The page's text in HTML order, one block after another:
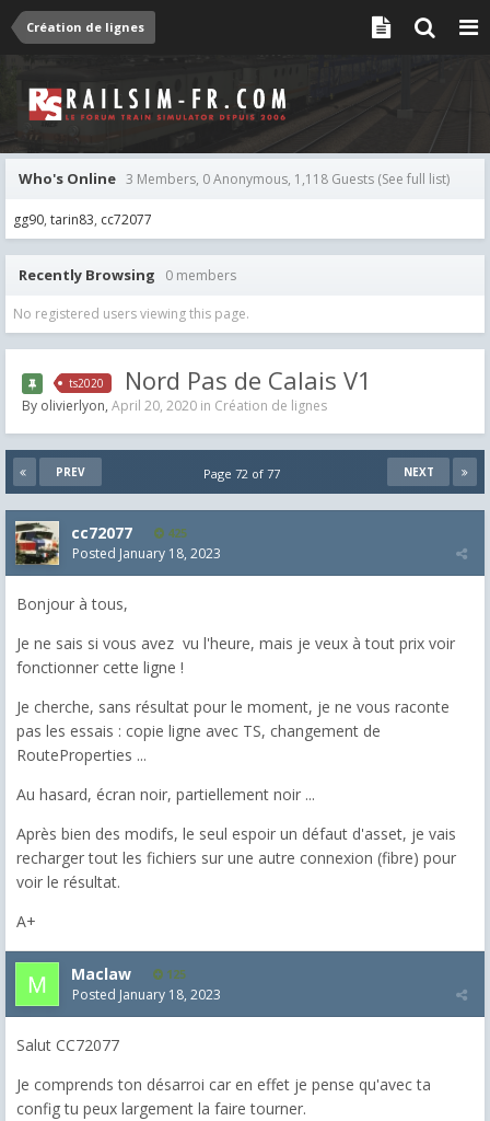
Création de lignes
Who's Online 3 Members, 0 Anonymous, 1,118 Guests (See full list)
gg90 tarin83 cc72077
Recently Browsing 0 members
No registered users viewing this page.
ts2020 Nord Pas de Calais V1
By olivierlyon, April 20, 2020 in Création de lignes
PREV NEXT
Page 72 of 77
cc72077 425
Posted January 18, 2023
Bonjour à tous,
Je ne sais si vous avez vu l'heure, mais je veux à tout prix voir
fonctionner cette ligne !
Je cherche, sans résultat pour le moment, je ne vous raconte
pas les essais : copie ligne avec TS, changement de
RouteProperties ...
Au hasard, écran noir, partiellement noir ...
Après bien des modifs, le seul espoir un défaut d'asset, je vais
recharger tout les fichiers sur une autre connexion (fibre) pour
voir le résultat.
A+
Maclaw 125
Posted January 18, 2023
Salut CC72077
Je comprends ton désarroi car en effet je pense qu'avec ta
config tu peux largement la faire tourner.